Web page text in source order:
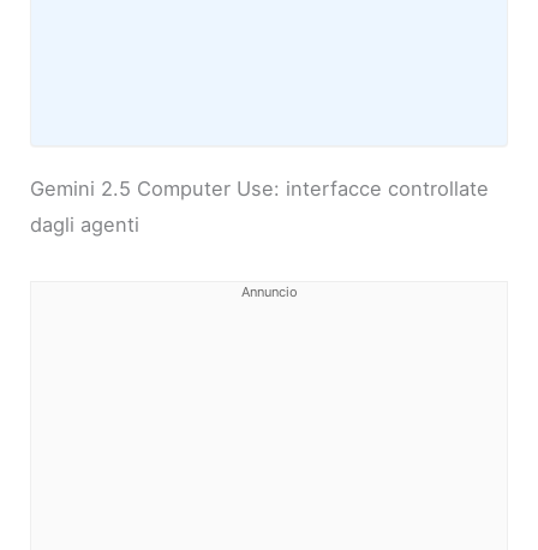
Gemini 2.5 Computer Use: interfacce controllate
dagli agenti
Annuncio